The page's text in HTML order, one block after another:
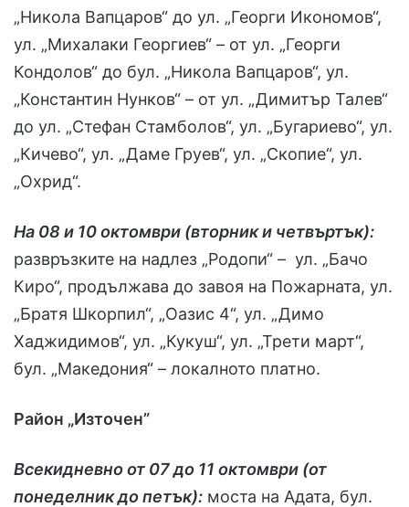
„Никола Вапцаров“ до ул. „Георги Икономов“,
ул. „Михалаки Георгиев“ – от ул. „Георги
Кондолов“ до бул. „Никола Вапцаров“, ул.
„Константин Нунков“ – от ул. „Димитър Талев“
до ул. „Стефан Стамболов“, ул. „Бугариево“, ул.
„Кичево“, ул. „Даме Груев“, ул. „Скопие“, ул.
„Охрид“.
На 08 и 10 октомври (вторник и четвъртък):
развръзките на надлез „Родопи“ – ул. „Бачо
Киро“, продължава до завоя на Пожарната, ул.
„Братя Шкорпил“, „Оазис 4“, ул. „Димо
Хаджидимов“, ул. „Кукуш“, ул. „Трети март“,
бул. „Македония“ – локалното платно.
Район „Източен”
Всекидневно от 07 до 11 октомври (от
понеделник до петък): моста на Адата, бул.